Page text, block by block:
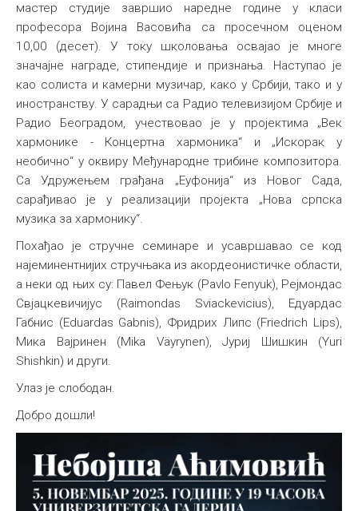
мастер студије завршио наредне године у класи
професора Војина Васовића са просечном оценом
10,00 (десет). У току школовања освајао је многе
значајне награде, стипендије и признања. Наступао је
као солиста и камерни музичар, како у Србији, тако и у
иностранству. У сарадњи са Радио телевизијом Србије и
Радио Београдом, учествовао је у пројектима „Век
хармонике - Концертна хармоника“ и „Искорак у
необично“ у оквиру Међународне трибине композитора.
Са Удружењем грађана „Еуфонија“ из Новог Сада,
сарађивао је у реализацији пројекта „Нова српска
музика за хармонику“.
Похађао је стручне семинаре и усавршавао се код
најеминентнијих стручњака из акордеонистичке области,
а неки од њих су: Павел Фењук (Pavlo Fenyuk), Рејмондас
Свјацкевичијус (Raimondas Sviackevicius), Едуардас
Габнис (Eduardas Gabnis), Фридрих Липс (Friedrich Lips),
Мика Вајринен (Mika Väyrynen), Јуриј Шишкин (Yuri
Shishkin) и други.
Улаз је слободан.
Добро дошли!